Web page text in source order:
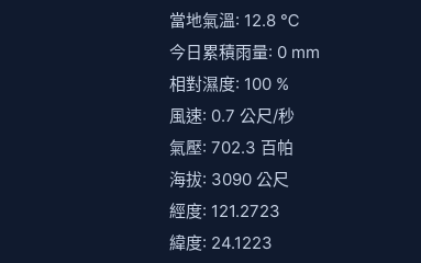
當地氣溫: 12.8 ℃
今日累積雨量: 0 mm
相對濕度: 100 %
風速: 0.7 公尺/秒
氣壓: 702.3 百帕
海拔: 3090 公尺
經度: 121.2723
緯度: 24.1223